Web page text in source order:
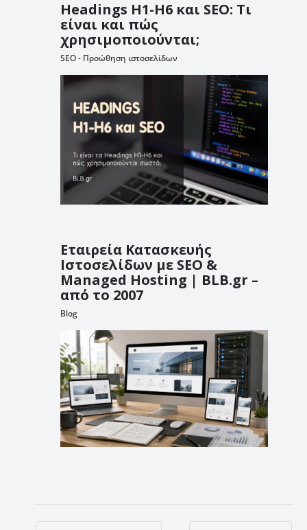
Headings H1-H6 και SEO: Τι
είναι και πώς
χρησιμοποιούνται;
SEO - Προώθηση ιστοσελίδων
Εταιρεία Κατασκευής
Ιστοσελίδων με SEO &
Managed Hosting | BLB.gr –
από το 2007
Blog